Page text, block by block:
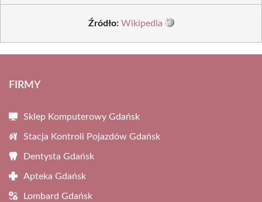
Źródło: Wikipedia
FIRMY
Sklep Komputerowy Gdańsk
Stacja Kontroli Pojazdów Gdańsk
Dentysta Gdańsk
Apteka Gdańsk
Lombard Gdańsk